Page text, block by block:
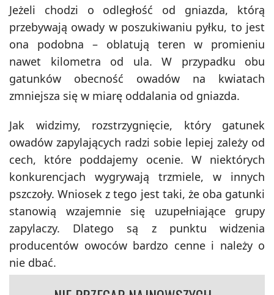
Jeżeli chodzi o odległość od gniazda, którą
przebywają owady w poszukiwaniu pyłku, to jest
ona podobna – oblatują teren w promieniu
nawet kilometra od ula. W przypadku obu
gatunków obecność owadów na kwiatach
zmniejsza się w miarę oddalania od gniazda.
Jak widzimy, rozstrzygnięcie, który gatunek
owadów zapylających radzi sobie lepiej zależy od
cech, które poddajemy ocenie. W niektórych
konkurencjach wygrywają trzmiele, w innych
pszczoły. Wniosek z tego jest taki, że oba gatunki
stanowią wzajemnie się uzupełniające grupy
zapylaczy. Dlatego są z punktu widzenia
producentów owoców bardzo cenne i należy o
nie dbać.